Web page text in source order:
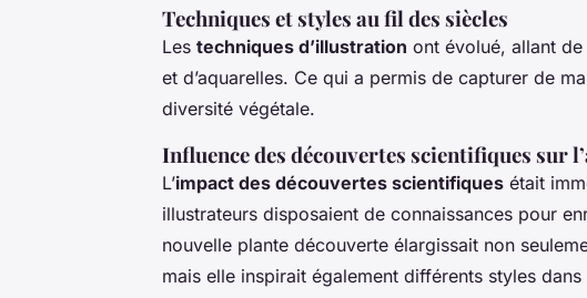
Techniques et styles au fil des siècles
Les techniques d’illustration ont évolué, allant de
et d’aquarelles. Ce qui a permis de capturer de
diversité végétale.
Influence des découvertes scientifiques sur
L’impact des découvertes scientifiques était
illustrateurs disposaient de connaissances pour
nouvelle plante découverte élargissait non
mais elle inspirait également différents styles